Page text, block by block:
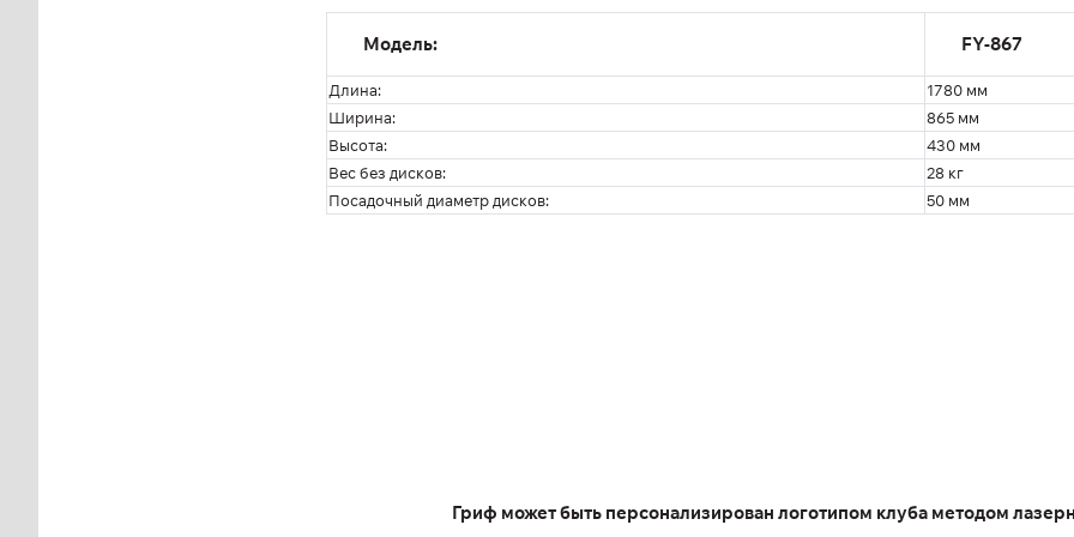
Модель: FY-867
Длина:
1780 мм
Ширина:
865 мм
Высота:
430 мм
Вес без дисков:
28 кг
Посадочный диаметр дисков:
50 мм
Гриф может быть персонализирован логотипом клуба методом